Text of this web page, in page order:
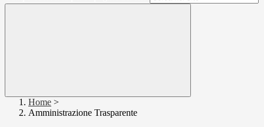
Home >
Amministrazione Trasparente